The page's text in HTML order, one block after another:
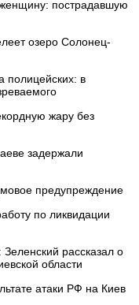
пострадавшую
озеро Солонец-
полицейских: в
жару без
задержали
предупреждение
по ликвидации
рассказал о
области
атаки РФ на Киев